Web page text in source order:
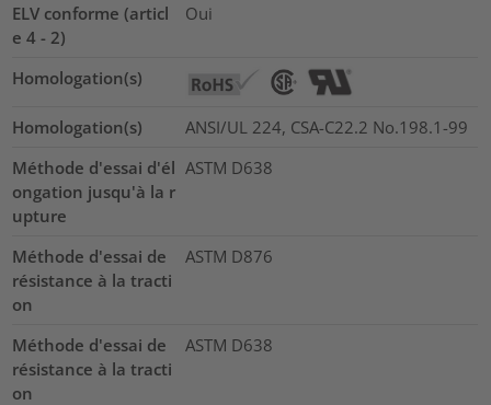
ELV conforme (articl
e 4 - 2)
Oui
Homologation(s)
Homologation(s)
ANSI/UL 224, CSA-C22.2 No.198.1-99
Méthode d'essai d'él
ongation jusqu'à la r
upture
ASTM D638
Méthode d'essai de
résistance à la tracti
on
ASTM D876
Méthode d'essai de
résistance à la tracti
on
ASTM D638